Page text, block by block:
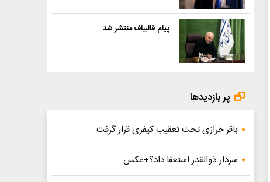
پیام قالیباف منتشر شد
پر بازدیدها
باقر خرازی تحت تعقیب کیفری قرار گرفت
سردار ذوالقدر استعفا داد؟+عکس